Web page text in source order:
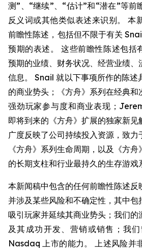
测”、“继续”、“估计”和“潜在”等前
反义词或其他类似表述来识别。 本
前瞻性陈述，包括但不限于有关
预期的表述。 这些前瞻性陈述包括
预期的业绩、财务状况、经营业绩、
信息。 Snail 就以下事项所作的陈述
的商业势头；《方舟》系列在经典
强劲玩家参与度和商业表现；
即将到来的《方舟》扩展的独家新见
广度反映了公司持续投入资源，致力
《方舟》系列生命周期，以及《方
的长期支柱和行业最持久的生存游戏
本新闻稿中包含的任何前瞻性陈述反
并涉及某些风险和不确定性，其中包
吸引玩家并延续其商业势头；我们的
及其成功开发、营销或销售；我
Nasdaq 上市的能力。 上述风险并